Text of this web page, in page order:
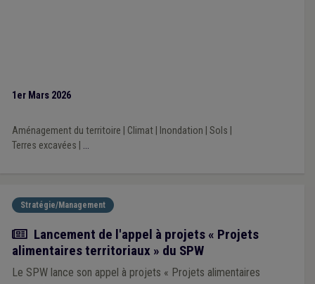
1er Mars 2026
Aménagement du territoire Climat| Inondation Sols
Terres excavées
...
Stratégie/Management
Actualité
Lancement de l'appel à projets « Projets
alimentaires territoriaux » du SPW
Le SPW lance son appel à projets « Projets alimentaires